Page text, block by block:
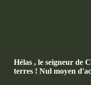
Hélas , le seigneur de
terres ! Nul moyen